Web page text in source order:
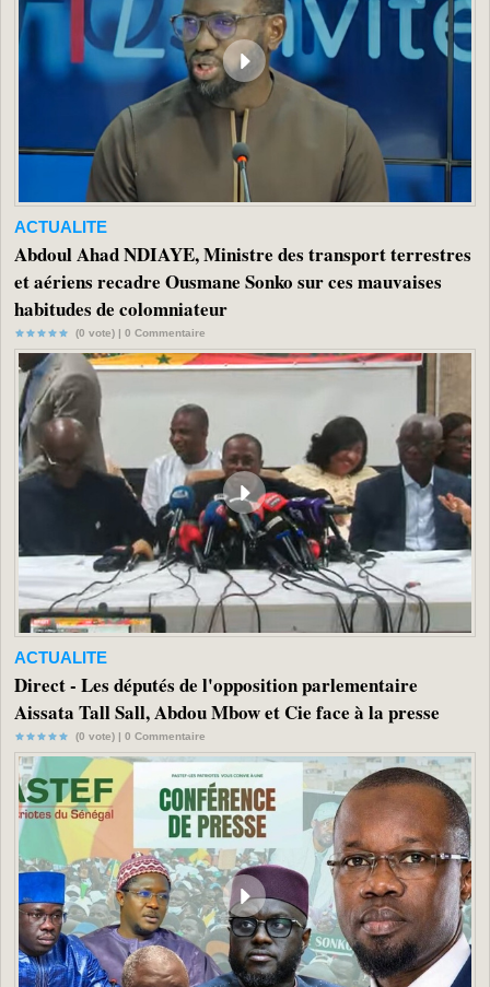
ACTUALITE
Abdoul Ahad NDIAYE, Ministre des transport terrestres
et aériens recadre Ousmane Sonko sur ces mauvaises
habitudes de colomniateur
(0 vote) | 0 Commentaire
ACTUALITE
Direct - Les députés de l'opposition parlementaire
Aissata Tall Sall, Abdou Mbow et Cie face à la presse
(0 vote) | 0 Commentaire